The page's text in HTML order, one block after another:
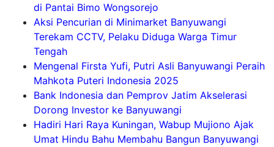
di Pantai Bimo Wongsorejo
Aksi Pencurian di Minimarket Banyuwangi
Terekam CCTV, Pelaku Diduga Warga Timur
Tengah
Mengenal Firsta Yufi, Putri Asli Banyuwangi Peraih
Mahkota Puteri Indonesia 2025
Bank Indonesia dan Pemprov Jatim Akselerasi
Dorong Investor ke Banyuwangi
Hadiri Hari Raya Kuningan, Wabup Mujiono Ajak
Umat Hindu Bahu Membahu Bangun Banyuwangi